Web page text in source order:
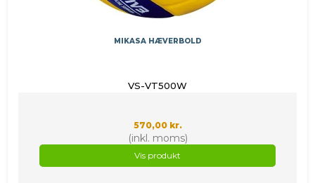
MIKASA HÆVERBOLD
VS-VT500W
570,00 kr.
(inkl. moms)
Vis produkt